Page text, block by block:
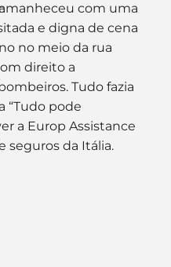
com uma
e digna de cena
no meio da rua
direito a
Tudo fazia
“Tudo pode
a Europ Assistance
seguros da Itália.